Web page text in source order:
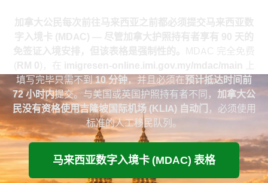
填写完毕只需不到10 分钟，并且必须在预计抵达时间前
72 小时内提交。与美国或英国护照持有者不同， 加拿大公
民没有资格使用吉隆坡国际机场 (KLIA) 自动门 ，必须使用
标准的人工移民队列。
马来西亚数字入境卡 (MDAC) 表格